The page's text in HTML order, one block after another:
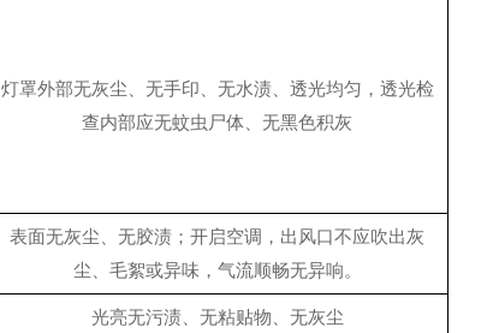
灯罩外部无灰尘、无手印、无水渍、透光均匀，透光检
查内部应无蚊虫尸体、无黑色积灰
表面无灰尘、无胶渍；开启空调，出风口不应吹出灰
尘、毛絮或异味，气流顺畅无异响。
光亮无污渍、无粘贴物、无灰尘